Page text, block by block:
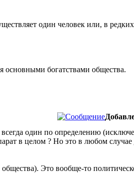
один человек или, в
основными богатствами общества.
один по определению
в целом ? Но это в любом случае
Это вообще-то